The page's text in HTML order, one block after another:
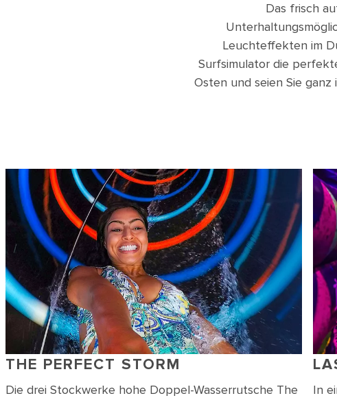
Das frisch
Leuchteffekten im
Surfsimulator die
Osten und seien Sie ganz
THE PERFECT STORM
Die drei Stockwerke hohe Doppel-Wasserrutsche The
In